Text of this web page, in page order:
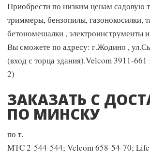
Приобрести по низким ценам садовую
триммеры, бензопилы, газонокосилки,
бетономешалки , электроинструменты
Вы сможете по адресу: г.Жодино ,
(вход с торца здания).Velcom 3911-
2)
ЗАКАЗАТЬ С
ПО МИНСКУ
по т.
MTC 2-544-544; Velcom 658-54-70;